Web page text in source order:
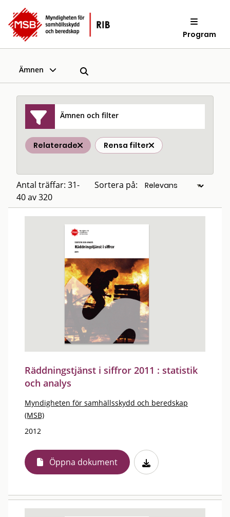
Program
Ämnen
Ämnen och filter
Relaterade Rensa filter
Antal träffar: 31-
40 av 320
Sortera på:
Räddningstjänst i siffror 2011 : statistik
och analys
Myndigheten för samhällsskydd och beredskap
(MSB)
2012
Öppna dokument